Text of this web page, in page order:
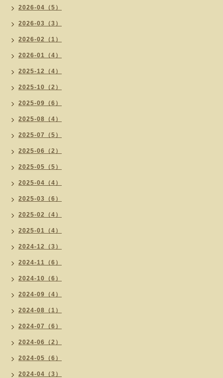
2026-04（5）
2026-03（3）
2026-02（1）
2026-01（4）
2025-12（4）
2025-10（2）
2025-09（6）
2025-08（4）
2025-07（5）
2025-06（2）
2025-05（5）
2025-04（4）
2025-03（6）
2025-02（4）
2025-01（4）
2024-12（3）
2024-11（6）
2024-10（6）
2024-09（4）
2024-08（1）
2024-07（6）
2024-06（2）
2024-05（6）
2024-04（3）